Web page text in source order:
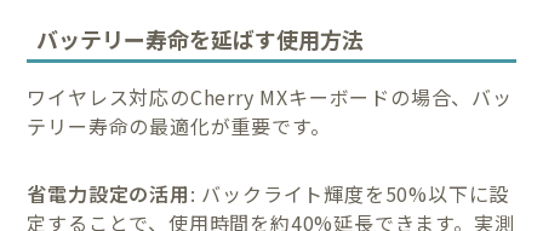
バッテリー寿命を延ばす使用方法
ワイヤレス対応のCherry MXキーボードの場合、バッ
テリー寿命の最適化が重要です。
省電力設定の活用: バックライト輝度を50%以下に設
定することで、使用時間を約40%延長できます。実測